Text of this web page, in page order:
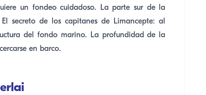
un fondeo cuidadoso. La parte sur de la
secreto de los capitanes de Limancepte: al
del fondo marino. La profundidad de la
en barco.